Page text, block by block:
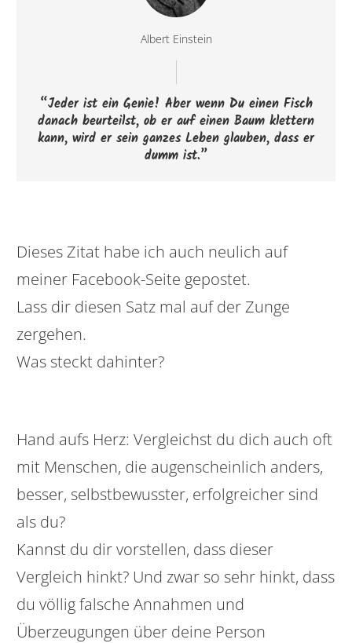
Albert Einstein
“Jeder ist ein Genie! Aber wenn Du einen Fisch
danach beurteilst, ob er auf einen Baum klettern
kann, wird er sein ganzes Leben glauben, dass er
dumm ist.”
Dieses Zitat habe ich auch neulich auf
meiner Facebook-Seite gepostet.
Lass dir diesen Satz mal auf der Zunge
zergehen.
Was steckt dahinter?
Hand aufs Herz: Vergleichst du dich auch oft
mit Menschen, die augenscheinlich anders,
besser, selbstbewusster, erfolgreicher sind
als du?
Kannst du dir vorstellen, dass dieser
Vergleich hinkt? Und zwar so sehr hinkt, dass
du völlig falsche Annahmen und
Überzeugungen über deine Person